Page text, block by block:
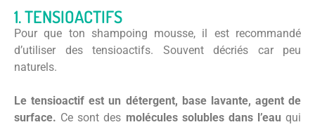
1. TENSIOACTIFS
Pour que ton shampoing mousse, il est recommandé
d’utiliser des tensioactifs. Souvent décriés car peu
naturels.
Le tensioactif est un détergent, base lavante, agent de
surface. Ce sont des molécules solubles dans l’eau qui